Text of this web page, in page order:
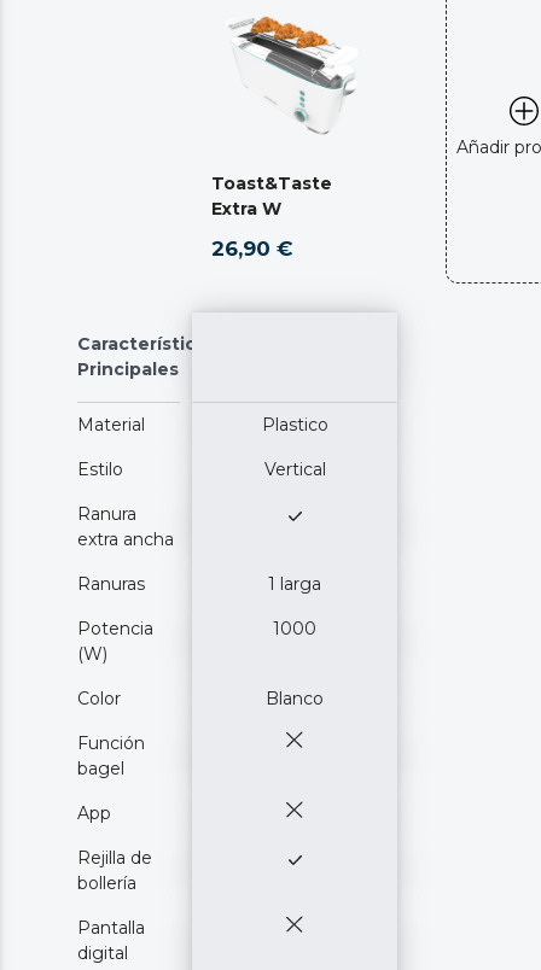
Toast&Taste
Extra W
26,90 €
Añadir
Características
Principales
Material Plastico
Estilo Vertical
Ranura
extra ancha
Ranuras 1 larga
Potencia
(W)
1000
Color Blanco
Función
bagel
App
Rejilla de
bollería
Pantalla
digital